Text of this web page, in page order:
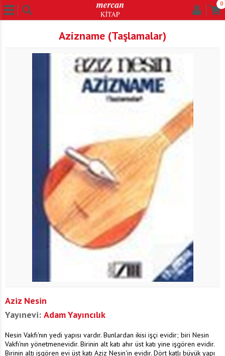
0
Azizname (Taşlamalar)
Aziz Nesin
Yayınevi: Adam Yayıncılık
Nesin Vakfı'nın yedi yapısı vardır. Bunlardan ikisi işçi evidir; biri Nesin
Vakfı'nın yönetmenevidir. Birinin alt katı ahır üst katı yine işgören evidir.
Birinin altı işgören evi üst katı Aziz Nesin'in evidir. Dört katlı büyük yapı